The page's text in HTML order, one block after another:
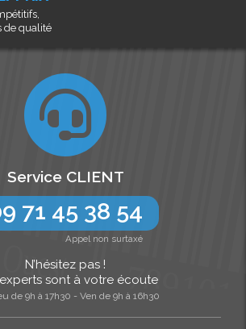
de qualité
Service CLIENT
71 45 38 54
Appel non surtaxé
N’hésitez pas !
sont à votre écoute
de 9h à 17h30 - Ven de 9h à 16h30